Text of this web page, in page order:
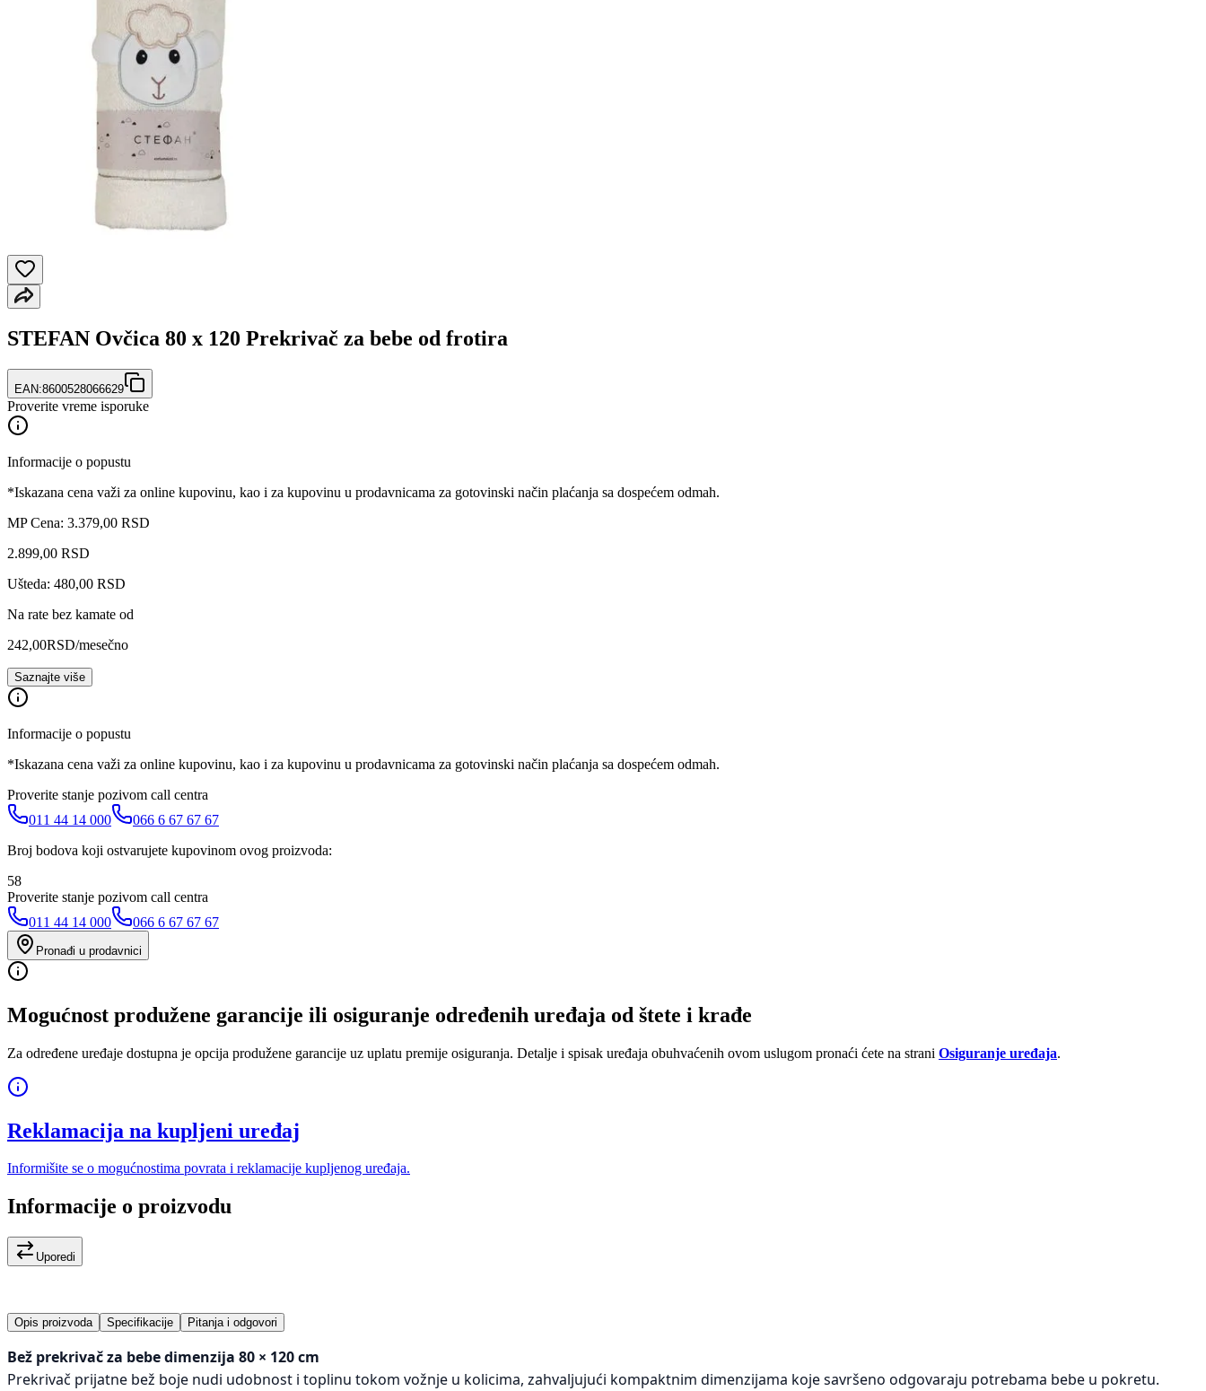
STEFAN Ovčica 80 x 120 Prekrivač za bebe od frotira
EAN:8600528066629
Proverite vreme isporuke
Informacije o popustu
*Iskazana cena važi za online kupovinu, kao i za kupovinu u prodavnicama za gotovinski način plaćanja sa dospećem odmah.
MP Cena: 3.379,00 RSD
2.899,00 RSD
Ušteda: 480,00 RSD
Na rate bez kamate od
242,00RSD/mesečno
Saznajte više
Informacije o popustu
*Iskazana cena važi za online kupovinu, kao i za kupovinu u prodavnicama za gotovinski način plaćanja sa dospećem odmah.
Proverite stanje pozivom call centra
011 44 14 000
066 6 67 67 67
Broj bodova koji ostvarujete kupovinom ovog proizvoda:
58
Proverite stanje pozivom call centra
011 44 14 000
066 6 67 67 67
Pronađi u prodavnici
Mogućnost produžene garancije ili osiguranje određenih uređaja od štete i krađe
Za određene uređaje dostupna je opcija produžene garancije uz uplatu premije osiguranja. Detalje i spisak uređaja obuhvaćenih ovom uslugom pronaći ćete na strani Osiguranje uređaja.
Reklamacija na kupljeni uređaj
Informišite se o mogućnostima povrata i reklamacije kupljenog uređaja.
Informacije o proizvodu
Uporedi
Opis proizvoda Specifikacije Pitanja i odgovori
Bež prekrivač za bebe dimenzija 80 × 120 cm
Prekrivač prijatne bež boje nudi udobnost i toplinu tokom vožnje u kolicima, zahvaljujući kompaktnim dimenzijama koje savršeno odgovaraju potrebama bebe u pokretu.